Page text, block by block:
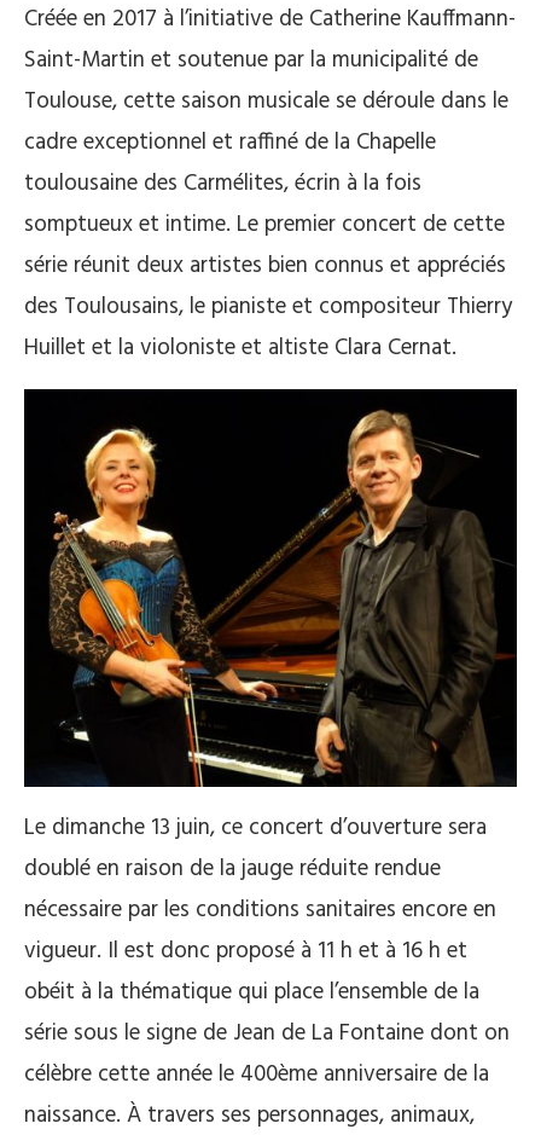
Créée en 2017 à l’initiative de Catherine Kauffmann-
Saint-Martin et soutenue par la municipalité de
Toulouse, cette saison musicale se déroule dans le
cadre exceptionnel et raffiné de la Chapelle
toulousaine des Carmélites, écrin à la fois
somptueux et intime. Le premier concert de cette
série réunit deux artistes bien connus et appréciés
des Toulousains, le pianiste et compositeur Thierry
Huillet et la violoniste et altiste Clara Cernat.
Le dimanche 13 juin, ce concert d’ouverture sera
doublé en raison de la jauge réduite rendue
nécessaire par les conditions sanitaires encore en
vigueur. Il est donc proposé à 11 h et à 16 h et
obéit à la thématique qui place l’ensemble de la
série sous le signe de Jean de La Fontaine dont on
célèbre cette année le 400ème anniversaire de la
naissance. À travers ses personnages, animaux,